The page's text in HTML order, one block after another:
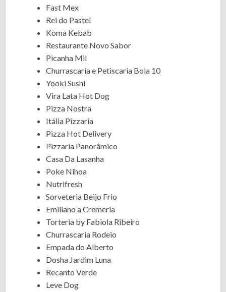
Fast Mex
Rei do Pastel
Koma Kebab
Restaurante Novo Sabor
Picanha Mil
Churrascaria e Petiscaria Bola 10
Yooki Sushi
Vira Lata Hot Dog
Pizza Nostra
Itália Pizzaria
Pizza Hot Delivery
Pizzaria Panorâmico
Casa Da Lasanha
Poke Nihoa
Nutrifresh
Sorveteria Beijo Frio
Emiliano a Cremeria
Torteria by Fabiola Ribeiro
Churrascaria Rodeio
Empada do Alberto
Dosha Jardim Luna
Recanto Verde
Leve Dog